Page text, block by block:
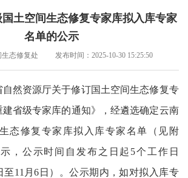
土空间生态修复专家库拟入库专家
名单的公示
生态修复处 发布时间：2025-10-30 15:25:50
然资源厅关于修订国土空间生态修复专
省级专家库的通知》，经遴选确定云南
态修复专家库拟入库专家名单（见附
，公示时间自发布之日起5个工作日
至11月6日）。公示期内，如对拟入库专